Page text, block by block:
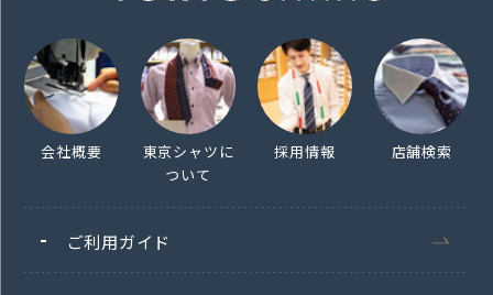
会社概要
東京シャツに
ついて
採用情報 店舗検索
ご利用ガイド